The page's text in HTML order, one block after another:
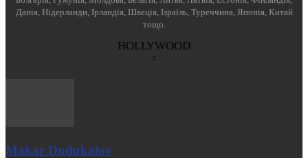
Данія, Нідерланди, Ірландія, Швеція, Ізраїль, Туреччина, Японія, Китай
тощо.
HOLLYWOOD
Makar Dudukalov